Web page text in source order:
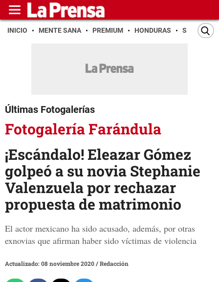
INICIO MENTE SANA PREMIUM HONDURAS SAN PEDRO
Últimas Fotogalerías
Fotogalería Farándula
¡Escándalo! Eleazar Gómez
golpeó a su novia Stephanie
Valenzuela por rechazar
propuesta de matrimonio
El actor mexicano ha sido acusado, además, por otras
exnovias que afirman haber sido víctimas de violencia
Actualizado: 08 noviembre 2020/Redacción